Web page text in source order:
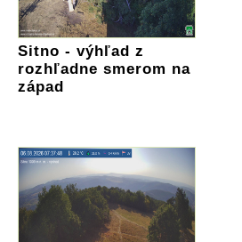
Sitno - výhľad z
rozhľadne smerom na
západ